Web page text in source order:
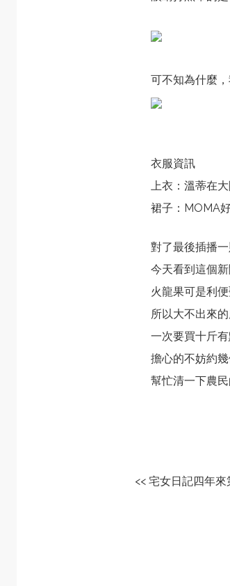
可不知為什麼
衣服資訊
上衣：溫蒂在
裙子：MOMA
對了最後插播
今天看到這個新
火龍果可是利
所以大不出來
一次要買十斤
擔心的不妨約
幫忙清一下農
<< 宅女日記四年